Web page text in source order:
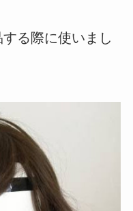
る際に使いまし